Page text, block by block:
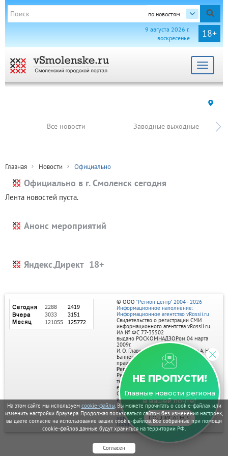
На этом сайте мы используем cookie-файлы. Вы можете прочитать о cookie-файлах или
изменить настройки браузера. Продолжая пользоваться сайтом без изменения настроек,
вы даете согласие на использование ваших cookie-файлов. Все собранные при помощи
cookie-файлов данные будут храниться на территории РФ.
Согласен
по новостям
18+
9 августа 2026 г.
воскресенье
Toggle
Все новости Заводные выходные
Главная Новости Официально
Официально в г. Смоленск сегодня
Лента новостей пуста.
Анонс мероприятий
Яндекс.Директ
НЕ ПРОПУСТИ!
Главные новости региона
в вашей почте!
ПОДПИСАТЬСЯ
© ООО "Регион центр" 2004 - 2026
Информационное наполнение:
Информационное агентство vRossii.ru
Свидетельство о регистрации СМИ
информационного агентства vRossii.ru
ИА № ФС 77‑35502
выдано РОСКОМНАДЗОРом 04 марта
2009г.
И. О. Главного редактора Нарыков А. Н.
Баннеры на портале размещаются на
правах рекламы.
Реклама на портале:
Рекламное агентство "Умный маркетинг"
тел. 7-910-267-70-40,
email: umnyy.marketing@yandex.ru
Отдельные публикации могут содержать
информацию, не предназначенную для
пользователей до 18 лет.
Политика в отношении обработки
персональных данных
Политика обработки файлов cookie